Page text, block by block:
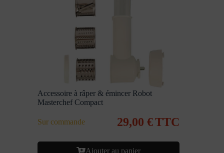
Accessoire à râper & émincer Robot
Masterchef Compact
Sur commande 29,00 €TTC
Ajouter au panier